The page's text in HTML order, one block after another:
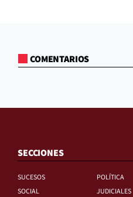
COMENTARIOS
SECCIONES
SUCESOS
POLÍTICA
SOCIAL
JUDICIALES